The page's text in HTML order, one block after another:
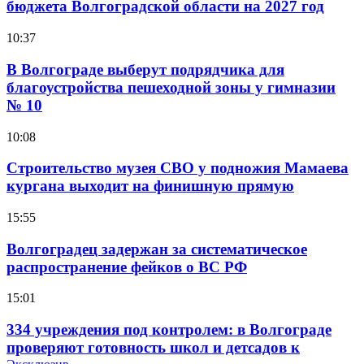
бюджета Волгоградской области на 2027 год
10:37
В Волгограде выберут подрядчика для
благоустройства пешеходной зоны у гимназии
№ 10
10:08
Строительство музея СВО у подножия Мамаева
кургана выходит на финишную прямую
15:55
Волгоградец задержан за систематическое
распространение фейков о ВС РФ
15:01
334 учреждения под контролем: в Волгограде
проверяют готовность школ и детсадов к